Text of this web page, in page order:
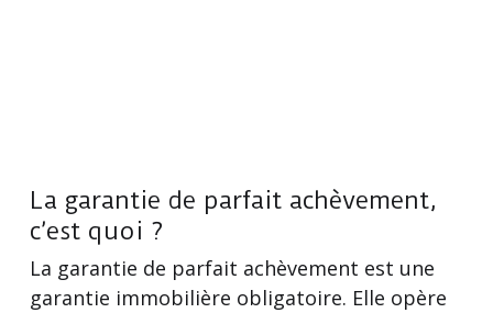
La garantie de parfait achèvement,
c’est quoi ?
La garantie de parfait achèvement est une
garantie immobilière obligatoire. Elle opère